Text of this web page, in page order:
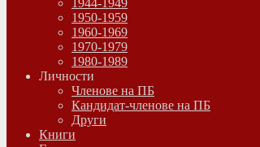
1944-1949
1950-1959
1960-1969
1970-1979
1980-1989
Личности
Членове на ПБ
Кандидат-членове на ПБ
Други
Книги